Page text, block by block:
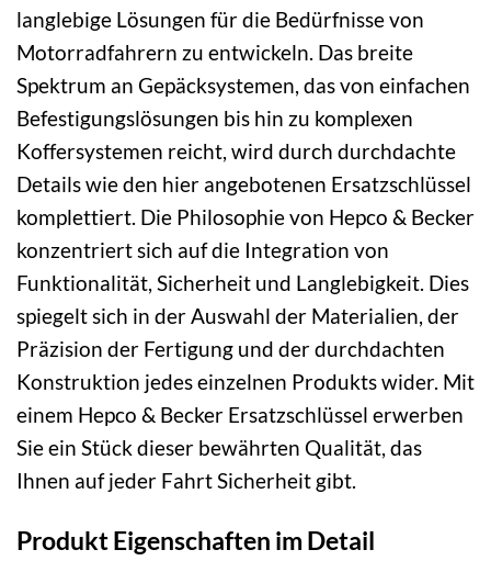
langlebige Lösungen für die Bedürfnisse von
Motorradfahrern zu entwickeln. Das breite
Spektrum an Gepäcksystemen, das von einfachen
Befestigungslösungen bis hin zu komplexen
Koffersystemen reicht, wird durch durchdachte
Details wie den hier angebotenen Ersatzschlüssel
komplettiert. Die Philosophie von Hepco & Becker
konzentriert sich auf die Integration von
Funktionalität, Sicherheit und Langlebigkeit. Dies
spiegelt sich in der Auswahl der Materialien, der
Präzision der Fertigung und der durchdachten
Konstruktion jedes einzelnen Produkts wider. Mit
einem Hepco & Becker Ersatzschlüssel erwerben
Sie ein Stück dieser bewährten Qualität, das
Ihnen auf jeder Fahrt Sicherheit gibt.
Produkt Eigenschaften im Detail